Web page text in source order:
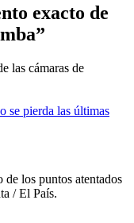
exacto de
las cámaras de
se pierda las últimas
los puntos atentados
/ El País.